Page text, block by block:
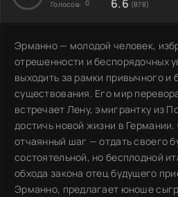
Голосов: 0 6.6 (878)
Эрманно — молодой человек,
отрешенности и беспорядочных
выходить за рамки привычного и
существования. Его мир
встречает Лену, эмигрантку из
достичь новой жизни в Германии.
отчаянный шаг — отдать своего
состоятельной, но бесплодной
обхода закона отец будущего
Эрманно, предлагает юноше